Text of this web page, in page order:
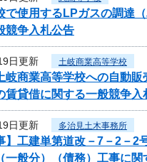
で使用するLPガスの調達
競争入札公告
日更新 土岐商業高等学校
岐商業高等学校への自動販
賃貸借に関する一般競争入
日更新 多治見土木事務所
】工建単第道改－7－2
一般分）（債務）工事に関